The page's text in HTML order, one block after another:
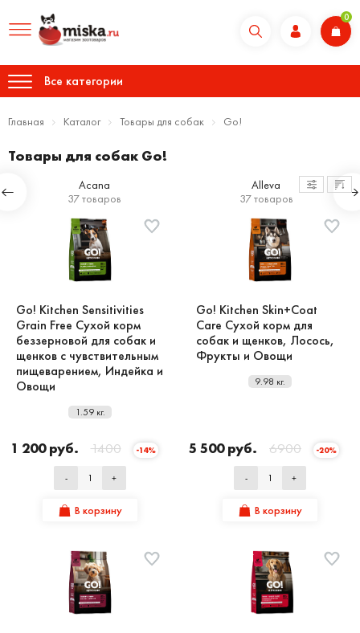
0
Все категории
Главная Каталог Товары для собак Go!
Товары для собак Go!
Acana
37 товаров
Alleva
37 товаров
Go! Kitchen Sensitivities
Grain Free Сухой корм
беззерновой для собак и
щенков с чувствительным
пищеварением, Индейка и
Овощи
1.59 кг.
1 200 руб. 1400 -14%
- +
В корзину
Go! Kitchen Skin+Coat
Care Сухой корм для
собак и щенков, Лосось,
Фрукты и Овощи
9.98 кг.
5 500 руб. 6900 -20%
- +
В корзину